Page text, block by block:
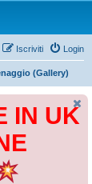
Login
Iscriviti
(Gallery)
IN UK